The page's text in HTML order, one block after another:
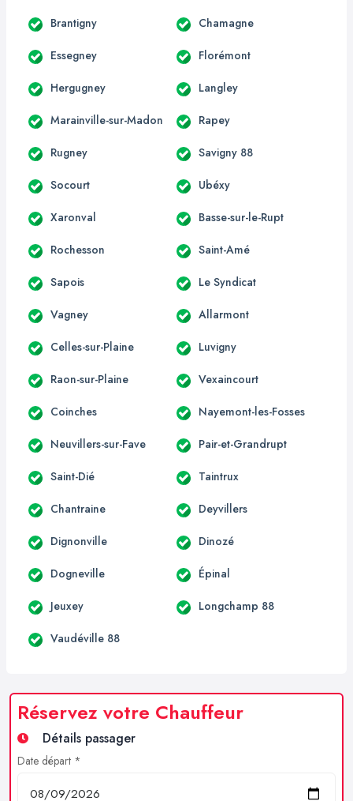
Brantigny Chamagne
Essegney Florémont
Hergugney Langley
Marainville-sur-Madon Rapey
Rugney Savigny 88
Socourt Ubéxy
Xaronval Basse-sur-le-Rupt
Rochesson Saint-Amé
Sapois Le Syndicat
Vagney Allarmont
Celles-sur-Plaine Luvigny
Raon-sur-Plaine Vexaincourt
Coinches Nayemont-les-Fosses
Neuvillers-sur-Fave Pair-et-Grandrupt
Saint-Dié Taintrux
Chantraine Deyvillers
Dignonville Dinozé
Dogneville Épinal
Jeuxey Longchamp 88
Vaudéville 88
Réservez votre Chauffeur
Détails passager
Date départ *